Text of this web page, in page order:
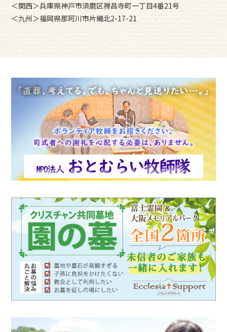
＜関西＞兵庫県神戸市須磨区禅昌寺町一丁目4番21号
＜九州＞福岡県那珂川市片縄北2-17-21